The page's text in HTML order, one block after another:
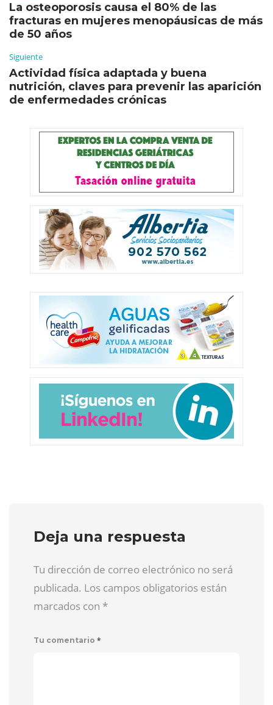
La osteoporosis causa el 80% de las
fracturas en mujeres menopáusicas de más
de 50 años
Siguiente
Actividad física adaptada y buena
nutrición, claves para prevenir las aparición
de enfermedades crónicas
Deja una respuesta
Tu dirección de correo electrónico no será
publicada. Los campos obligatorios están
marcados con *
Tu comentario *